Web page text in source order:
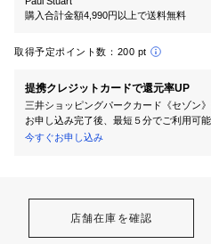
購入合計金額4,990円以上で送料無料
取得予定ポイント数： 200 pt
提携クレジットカードで還元率UP
三井ショッピングパークカード《セゾン
お申し込み完了後、最短５分でご利用可能
今すぐお申し込み
店舗在庫を確認